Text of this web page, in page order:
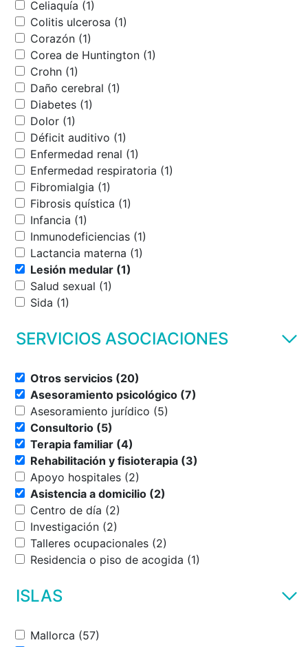
Celiaquía (1)
Colitis ulcerosa (1)
Corazón (1)
Corea de Huntington (1)
Crohn (1)
Daño cerebral (1)
Diabetes (1)
Dolor (1)
Déficit auditivo (1)
Enfermedad renal (1)
Enfermedad respiratoria (1)
Fibromialgia (1)
Fibrosis quística (1)
Infancia (1)
Inmunodeficiencias (1)
Lactancia materna (1)
Lesión medular (1)
Salud sexual (1)
Sida (1)
SERVICIOS ASOCIACIONES
Otros servicios (20)
Asesoramiento psicológico (7)
Asesoramiento jurídico (5)
Consultorio (5)
Terapia familiar (4)
Rehabilitación y fisioterapia (3)
Apoyo hospitales (2)
Asistencia a domicilio (2)
Centro de día (2)
Investigación (2)
Talleres ocupacionales (2)
Residencia o piso de acogida (1)
ISLAS
Mallorca (57)